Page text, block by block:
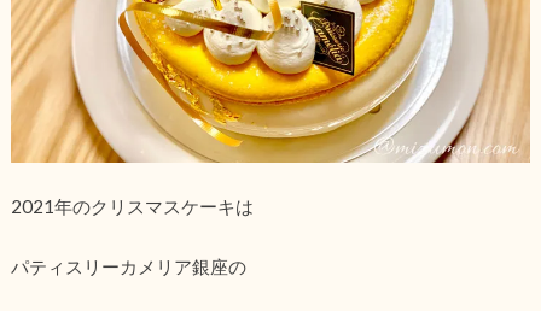
2021年のクリスマスケーキは
パティスリーカメリア銀座の